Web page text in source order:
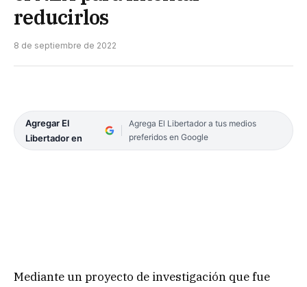
reducirlos
8 de septiembre de 2022
Agregar El
Libertador en
Agrega El Libertador a tus medios
preferidos en Google
Mediante un proyecto de investigación que fue